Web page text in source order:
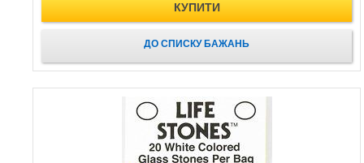
КУПИТИ
ДО СПИСКУ БАЖАНЬ